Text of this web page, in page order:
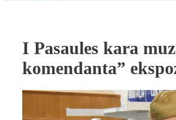
I Pasaules kara
komendanta”